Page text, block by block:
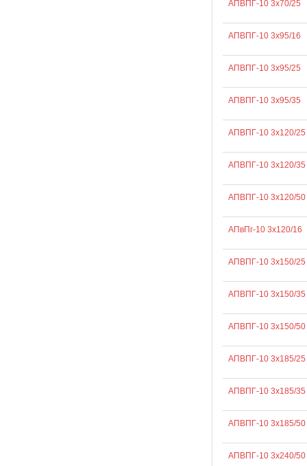
АПВПГ-10 3х70/25
АПВПГ-10 3х95/16
АПВПГ-10 3х95/25
АПВПГ-10 3х95/35
АПВПГ-10 3х120/25
АПВПГ-10 3х120/35
АПВПГ-10 3х120/50
АПвПг-10 3х120/16
АПВПГ-10 3х150/25
АПВПГ-10 3х150/35
АПВПГ-10 3х150/50
АПВПГ-10 3х185/25
АПВПГ-10 3х185/35
АПВПГ-10 3х185/50
АПВПГ-10 3х240/50